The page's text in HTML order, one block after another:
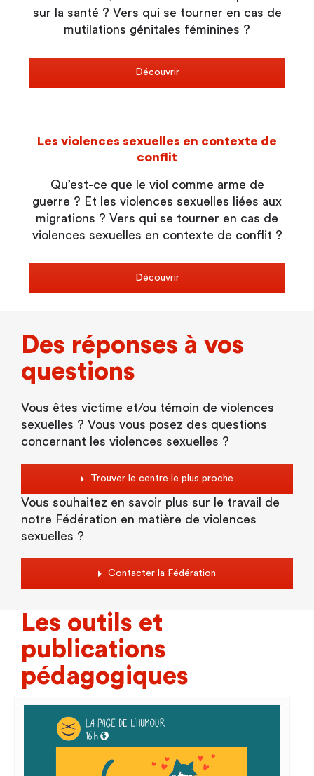
sur la santé ? Vers qui se tourner en cas de
mutilations génitales féminines ?
Découvrir
Les violences sexuelles en contexte de
conflit
Qu’est-ce que le viol comme arme de
guerre ? Et les violences sexuelles liées aux
migrations ? Vers qui se tourner en cas de
violences sexuelles en contexte de conflit ?
Découvrir
Des réponses à vos
questions
Vous êtes victime et/ou témoin de violences
sexuelles ? Vous vous posez des questions
concernant les violences sexuelles ?
Trouver le centre le plus proche
Vous souhaitez en savoir plus sur le travail de
notre Fédération en matière de violences
sexuelles ?
Contacter la Fédération
Les outils et
publications
pédagogiques